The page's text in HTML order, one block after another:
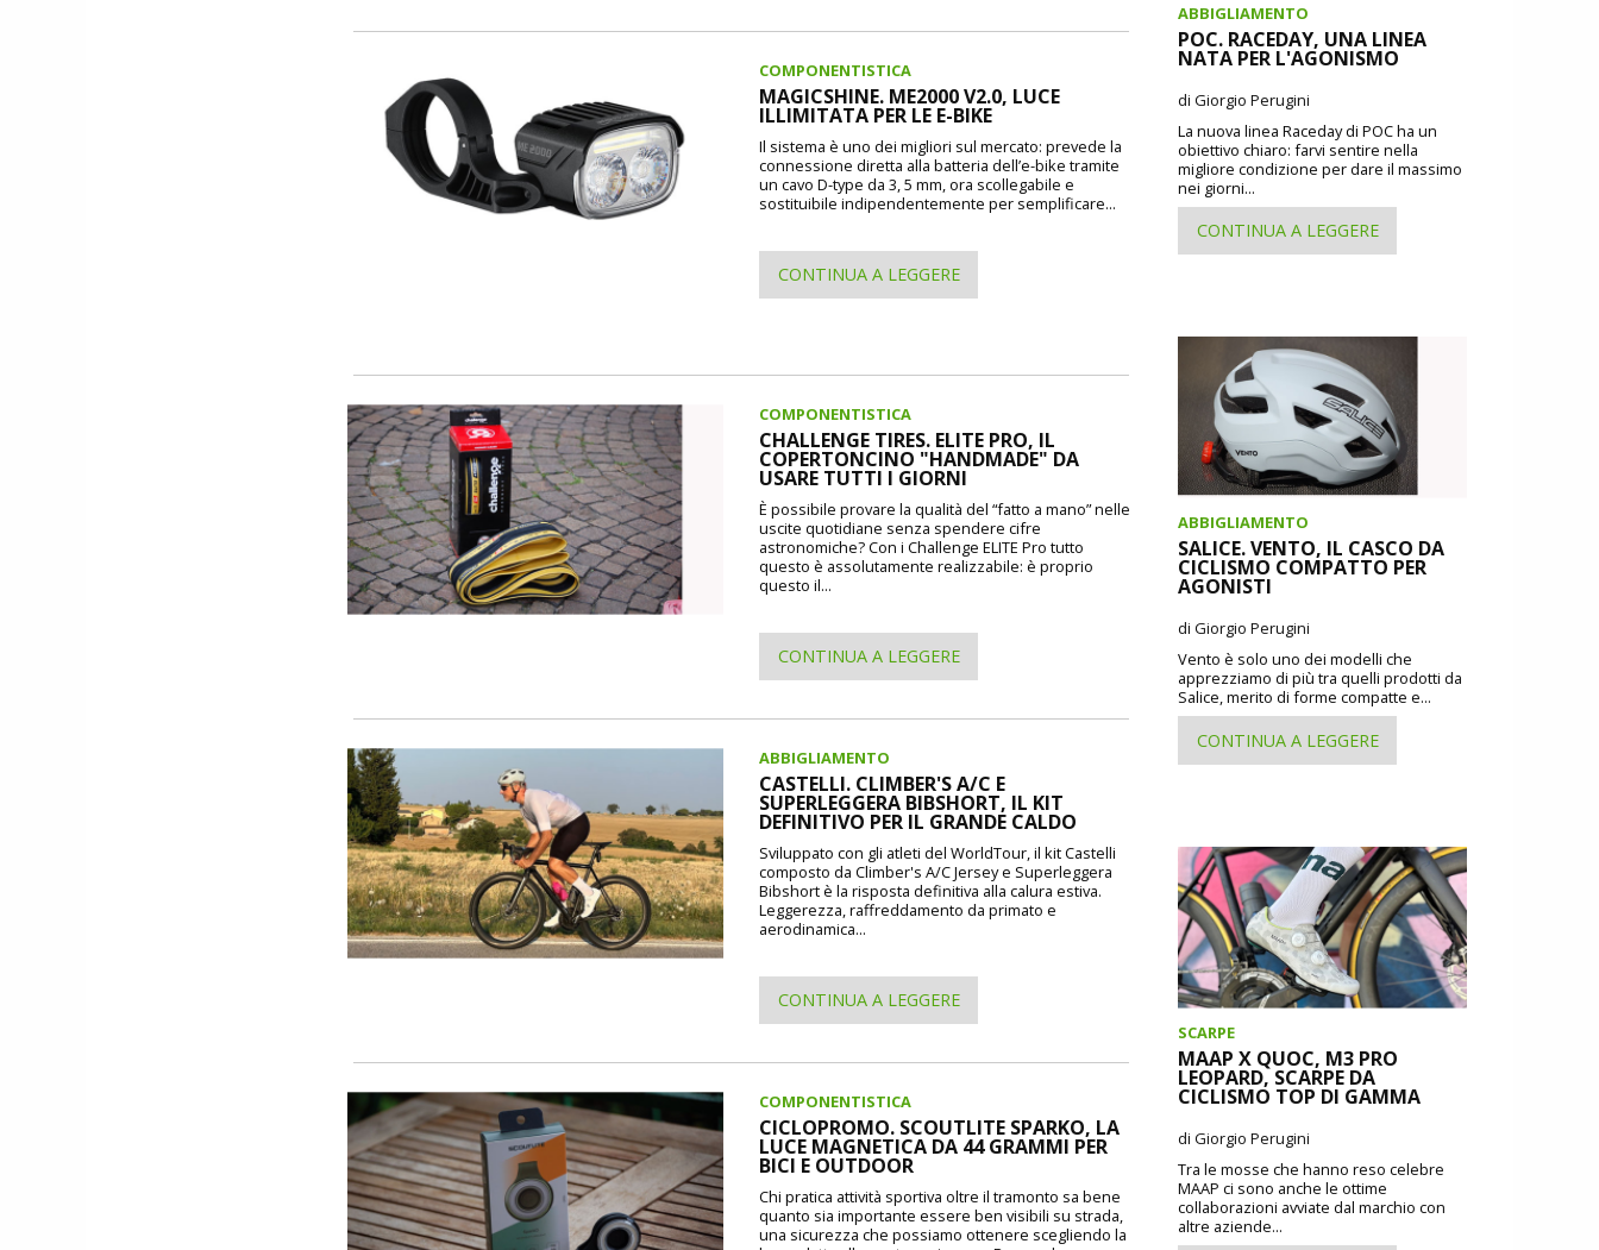
COMPONENTISTICA
MAGICSHINE. ME2000 V2.0, LUCE
ILLIMITATA PER LE E-BIKE
Il sistema è uno dei migliori sul mercato: prevede la
connessione diretta alla batteria dell’e-bike tramite
un cavo D-type da 3, 5 mm, ora scollegabile e
sostituibile indipendentemente per semplificare...
CONTINUA A LEGGERE
COMPONENTISTICA
CHALLENGE TIRES. ELITE PRO, IL
COPERTONCINO "HANDMADE" DA
USARE TUTTI I GIORNI
È possibile provare la qualità del “fatto a mano” nelle
uscite quotidiane senza spendere cifre
astronomiche? Con i Challenge ELITE Pro tutto
questo è assolutamente realizzabile: è proprio
questo il...
CONTINUA A LEGGERE
ABBIGLIAMENTO
CASTELLI. CLIMBER'S A/C E
SUPERLEGGERA BIBSHORT, IL KIT
DEFINITIVO PER IL GRANDE CALDO
Sviluppato con gli atleti del WorldTour, il kit Castelli
composto da Climber's A/C Jersey e Superleggera
Bibshort è la risposta definitiva alla calura estiva.
Leggerezza, raffreddamento da primato e
aerodinamica...
CONTINUA A LEGGERE
COMPONENTISTICA
CICLOPROMO. SCOUTLITE SPARKO, LA
LUCE MAGNETICA DA 44 GRAMMI PER
BICI E OUTDOOR
Chi pratica attività sportiva oltre il tramonto sa bene
quanto sia importante essere ben visibili su strada,
una sicurezza che possiamo ottenere scegliendo la
ABBIGLIAMENTO
POC. RACEDAY, UNA LINEA
NATA PER L'AGONISMO
di Giorgio Perugini
La nuova linea Raceday di POC ha un
obiettivo chiaro: farvi sentire nella
migliore condizione per dare il massimo
nei giorni...
CONTINUA A LEGGERE
ABBIGLIAMENTO
SALICE. VENTO, IL CASCO DA
CICLISMO COMPATTO PER
AGONISTI
di Giorgio Perugini
Vento è solo uno dei modelli che
apprezziamo di più tra quelli prodotti da
Salice, merito di forme compatte e...
CONTINUA A LEGGERE
SCARPE
MAAP X QUOC, M3 PRO
LEOPARD, SCARPE DA
CICLISMO TOP DI GAMMA
di Giorgio Perugini
Tra le mosse che hanno reso celebre
MAAP ci sono anche le ottime
collaborazioni avviate dal marchio con
altre aziende...